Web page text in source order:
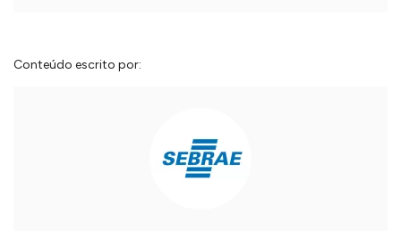
Conteúdo escrito por: